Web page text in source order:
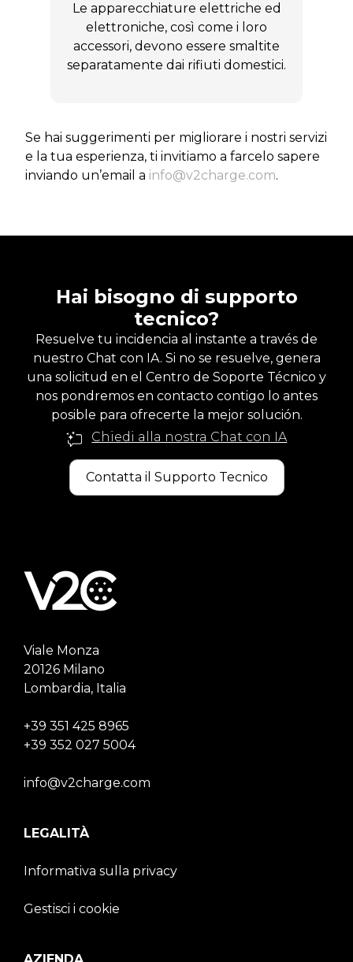
Le apparecchiature elettriche ed
elettroniche, così come i loro
accessori, devono essere smaltite
separatamente dai rifiuti domestici.
Se hai suggerimenti per migliorare i nostri servizi
e la tua esperienza, ti invitiamo a farcelo sapere
inviando un’email a info@v2charge.com.
Hai bisogno di supporto
tecnico?
Resuelve tu incidencia al instante a través de
nuestro Chat con IA. Si no se resuelve, genera
una solicitud en el Centro de Soporte Técnico y
nos pondremos en contacto contigo lo antes
posible para ofrecerte la mejor solución.
Chiedi alla nostra Chat con IA
Contatta il Supporto Tecnico
Viale Monza
20126 Milano
Lombardia, Italia
+39 351 425 8965
+39 352 027 5004
info@v2charge.com
LEGALITÀ
Informativa sulla privacy
Gestisci i cookie